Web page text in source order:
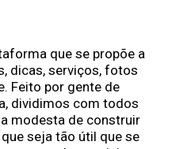
que se propõe a
dicas, serviços, fotos
Feito por gente de
dividimos com todos
modesta de construir
seja tão útil que se